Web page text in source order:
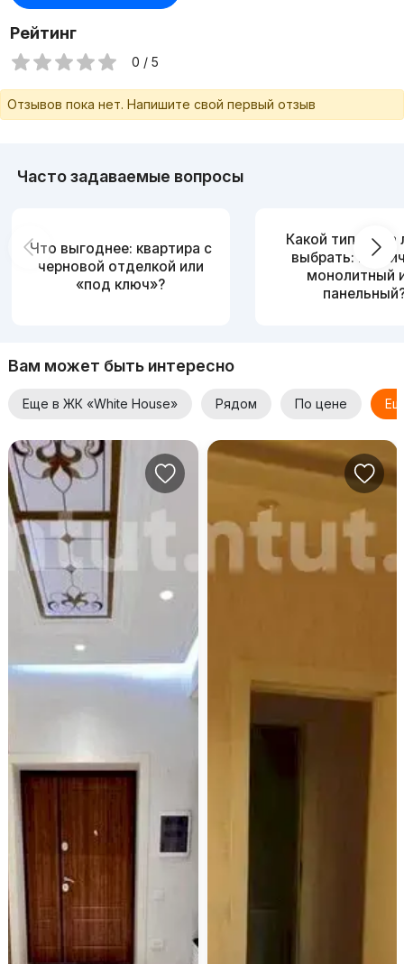
Рейтинг
0 / 5
Отзывов пока нет. Напишите свой первый отзыв
Часто задаваемые вопросы
Что выгоднее: квартира с
черновой отделкой или
«под ключ»?
Какой тип дома
выбрать:
монолитный
Вам может быть интересно
Еще в ЖК «White House» Рядом По цене